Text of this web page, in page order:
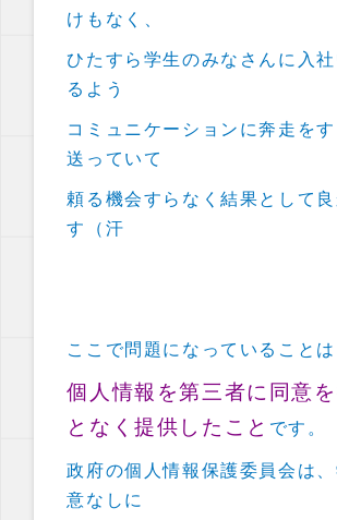
けもなく、
ひたすら学生のみなさんに入
るよう
コミュニケーションに奔走を
送っていて
頼る機会すらなく結果として
す（汗
ここで問題になっていることは
個人情報を第三者に同意を
となく提供したこと です。
政府の個人情報保護委員会は、
意なしに